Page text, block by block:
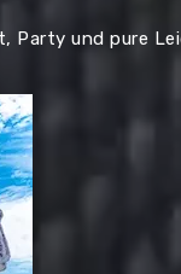
Party und pure